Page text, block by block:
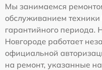
Мы занимаемся
обслуживанием техники
гарантийного
Новгороде работает
официальной
на ремонт, указанные